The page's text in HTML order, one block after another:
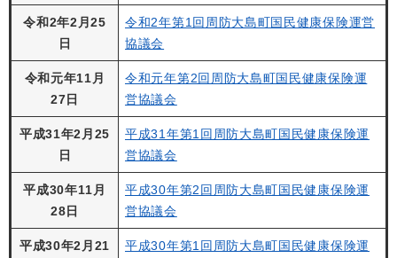
令和2年2月25
日
令和2年第1回周防大島町国民健康保険運営
協議会
令和元年11月
27日
令和元年第2回周防大島町国民健康保険運
営協議会
平成31年2月25
日
平成31年第1回周防大島町国民健康保険運
営協議会
平成30年11月
28日
平成30年第2回周防大島町国民健康保険運
営協議会
平成30年2月21 平成30年第1回周防大島町国民健康保険運